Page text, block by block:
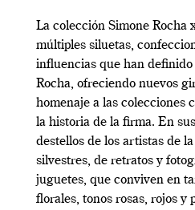
La colección Simone Rocha
múltiples siluetas,
influencias que han
Rocha, ofreciendo nuevos
homenaje a las colecciones
la historia de la firma. En
destellos de los artistas de
silvestres, de retratos y
juguetes, que conviven en
florales, tonos rosas, rojos y